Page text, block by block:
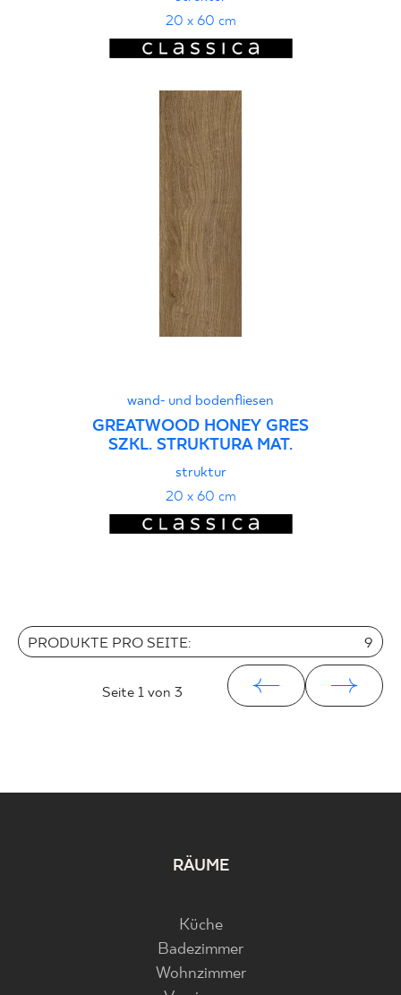
20 x 60 cm
wand- und bodenfliesen
GREATWOOD HONEY GRES
SZKL. STRUKTURA MAT.
struktur
20 x 60 cm
PRODUKTE PRO SEITE: 9
Seite 1 von 3
RÄUME
Küche
Badezimmer
Wohnzimmer